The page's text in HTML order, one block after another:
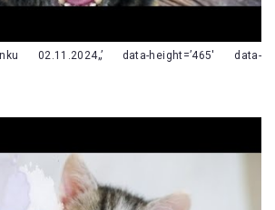
02.11.2024„’ data-height=’465′ data-